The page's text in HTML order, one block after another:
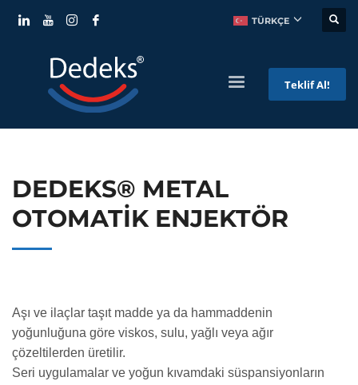
TÜRKÇE
Teklif Al!
DEDEKS® METAL
OTOMATİK ENJEKTÖR
Aşı ve ilaçlar taşıt madde ya da hammaddenin
yoğunluğuna göre viskos, sulu, yağlı veya ağır
çözeltilerden üretilir.
Seri uygulamalar ve yoğun kıvamdaki süspansiyonların